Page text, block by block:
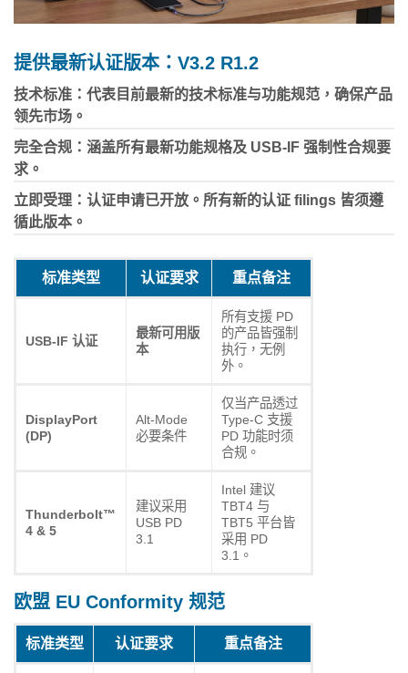
提供最新认证版本：V3.2 R1.2
技术标准：代表目前最新的技术标准与功能规范，确保产品
领先市场。
完全合规：涵盖所有最新功能规格及 USB-IF 强制性合规要
求。
立即受理：认证申请已开放。所有新的认证 filings 皆须遵
循此版本。
标准类型 认证要求 重点备注
USB-IF 认证
最新可用版
本
所有支援 PD
的产品皆强制
执行，无例
外。
DisplayPort
(DP)
Alt-Mode
必要条件
仅当产品透过
Type-C 支援
PD 功能时须
合规。
Thunderbolt™
4 & 5
建议采用
USB PD
3.1
Intel 建议
TBT4 与
TBT5 平台皆
采用 PD
3.1。
欧盟 EU Conformity 规范
标准类型 认证要求 重点备注